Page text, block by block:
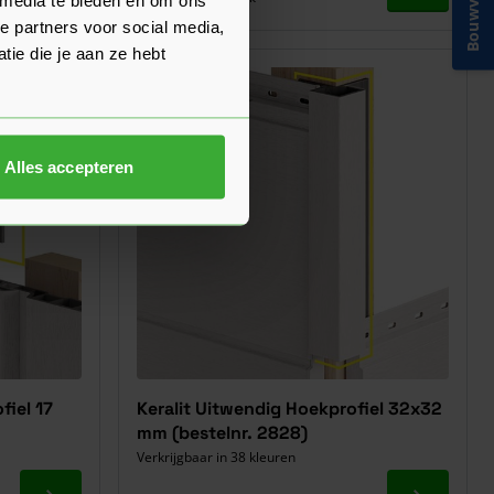
partners voor social media,
die je aan ze hebt
Alles accepteren
17
Keralit Uitwendig Hoekprofiel 32x32
mm (bestelnr. 2828)
Verkrijgbaar in 38 kleuren